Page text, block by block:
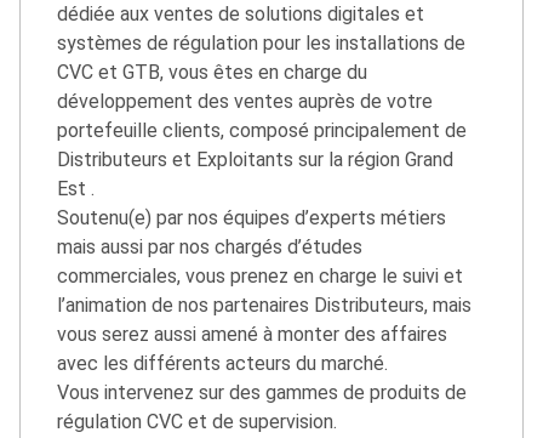
dédiée aux ventes de solutions digitales et
systèmes de régulation pour les installations de
CVC et GTB, vous êtes en charge du
développement des ventes auprès de votre
portefeuille clients, composé principalement de
Distributeurs et Exploitants sur la région Grand
Est .
Soutenu(e) par nos équipes d’experts métiers
mais aussi par nos chargés d’études
commerciales, vous prenez en charge le suivi et
l’animation de nos partenaires Distributeurs, mais
vous serez aussi amené à monter des affaires
avec les différents acteurs du marché.
Vous intervenez sur des gammes de produits de
régulation CVC et de supervision.